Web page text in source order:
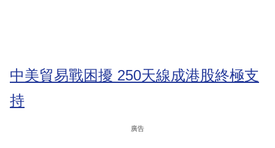
中美貿易戰困擾 250天線成港股終極支
持
廣告